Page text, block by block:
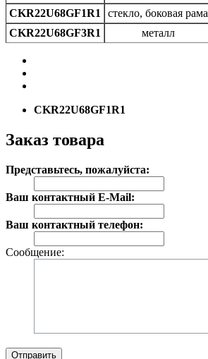
CKR22U68GF1R1
стекло, боковая рама
CKR22U68GF3R1
металл
CKR22U68GF1R1
Заказ товара
Представьтесь, пожалуйста:
Ваш контактный E-Mail:
Ваш контактный телефон:
Сообщение:
Отправить